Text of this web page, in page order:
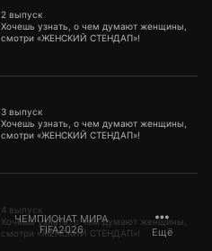
ЧЕМПИОНАТ МИРА
FIFA2026
Ещё
2 выпуск
Хочешь узнать, о чем думают женщины,
смотри «ЖЕНСКИЙ СТЕНДАП»!
3 выпуск
Хочешь узнать, о чем думают женщины,
смотри «ЖЕНСКИЙ СТЕНДАП»!
4 выпуск
Хочешь узнать, о чем думают женщины,
смотри «ЖЕНСКИЙ СТЕНДАП»!